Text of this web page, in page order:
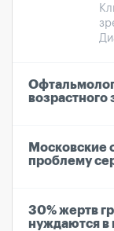
возрастного
Московские
проблему
30% жертв
нуждаются в